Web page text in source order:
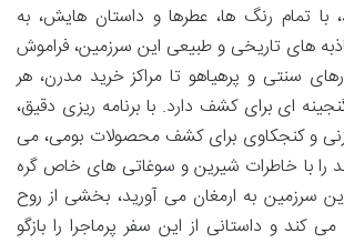
، با تمام رنگ ها، عطرها و داستان هایش، به
های تاریخی و طبیعی این سرزمین، فراموش
سنتی و پرهیاهو تا مراکز خرید مدرن، هر
ای برای کشف دارد. با برنامه ریزی دقیق،
و کنجکاوی برای کشف محصولات بومی، می
را با خاطرات شیرین و سوغاتی های خاص گره
سرزمین به ارمغان می آورید، بخشی از روح
کند و داستانی از این سفر پرماجرا را بازگو